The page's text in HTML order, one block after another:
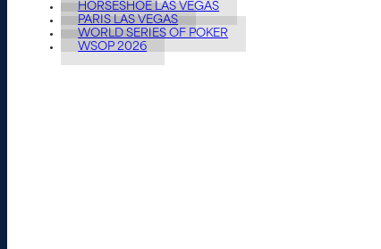
HORSESHOE LAS VEGAS
PARIS LAS VEGAS
WORLD SERIES OF POKER
WSOP 2026